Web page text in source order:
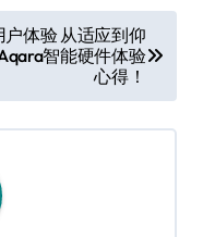
户体验 从适应到仰
智能硬件体验
心得！